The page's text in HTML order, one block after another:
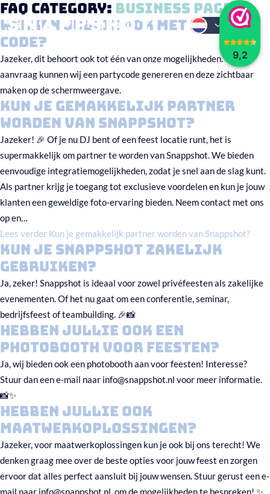
9,2
FAQ Category: Business Page
Werken jullie ook met een QR-
Code?
Jazeker, dit behoort ook tot één van onze mogelijkheden. Op
aanvraag kunnen wij een partycode genereren en deze zichtbaar
maken op de schermweergave.
Kun je gemakkelijk partner
worden van Snappshot?
Jazeker! 🎉 Of je nu DJ bent of een feest locatie runt, het is
supermakkelijk om partner te worden van Snappshot. We bieden
eenvoudige integratiemogelijkheden, zodat je snel aan de slag kunt.
Als partner krijg je toegang tot exclusieve voordelen en kun je jouw
klanten een geweldige foto-ervaring bieden. Neem contact met ons
op en…
Lees verder Kun je gemakkelijk partner worden van Snappshot?
Kun je Snappshot zakelijk
gebruiken?
Ja, zeker! Snappshot is ideaal voor zowel privéfeesten als zakelijke
evenementen. Of het nu gaat om een conferentie, seminar,
bedrijfsfeest of teambuilding. 🎉📸
Hebben jullie ook een
photobooth voor feesten?
Ja, wij bieden ook een photobooth aan voor feesten! Interesse?
Stuur dan een e-mail naar info@snappshot.nl voor meer informatie.
📸✨
Hebben jullie ook
Maatwerkoplossingen?
Jazeker, voor maatwerkoplossingen kun je ook bij ons terecht! We
denken graag mee over de beste opties voor jouw feest en zorgen
ervoor dat alles perfect aansluit bij jouw wensen. Stuur gerust een e-
mail naar info@snappshot.nl om de mogelijkheden te bespreken! ✨